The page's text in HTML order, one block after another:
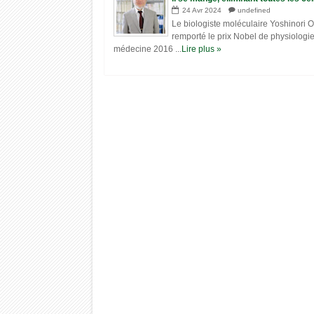
malades, cancers, alzheimer,
etc.
24Avr 2024 undefined
Le biologiste moléculaire Yoshinori
remporté le prix Nobel de
médecine 2016 ...Lire plus »
« Survivre avant l’effondrement » —
Documentaire
22
Sep
2022